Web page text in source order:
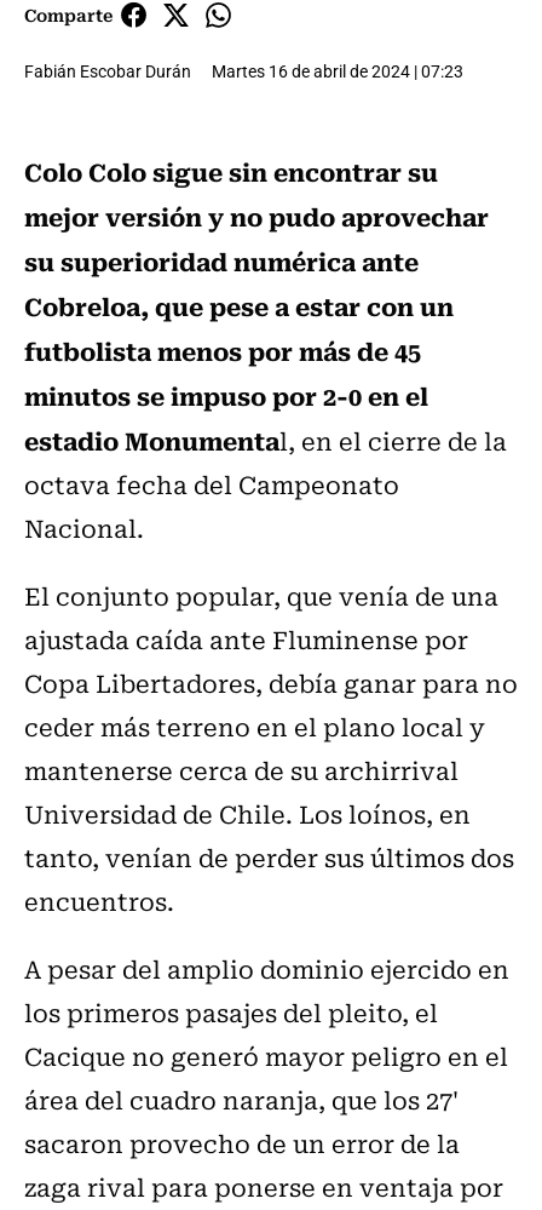
Comparte
Fabián Escobar Durán Martes 16 de abril de 2024 | 07:23
Colo Colo sigue sin encontrar su
mejor versión y no pudo aprovechar
su superioridad numérica ante
Cobreloa, que pese a estar con un
futbolista menos por más de 45
minutos se impuso por 2-0 en el
estadio Monumental, en el cierre de la
octava fecha del Campeonato
Nacional.
El conjunto popular, que venía de una
ajustada caída ante Fluminense por
Copa Libertadores, debía ganar para no
ceder más terreno en el plano local y
mantenerse cerca de su archirrival
Universidad de Chile. Los loínos, en
tanto, venían de perder sus últimos dos
encuentros.
A pesar del amplio dominio ejercido en
los primeros pasajes del pleito, el
Cacique no generó mayor peligro en el
área del cuadro naranja, que los 27'
sacaron provecho de un error de la
zaga rival para ponerse en ventaja por